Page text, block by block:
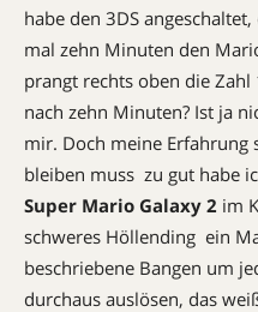
habe den 3DS
mal zehn Minuten den
prangt rechts oben die Zahl
nach zehn Minuten? Ist ja
mir. Doch meine Erfahrung
bleiben muss  zu gut habe
Super Mario Galaxy 2 im
schweres Höllending  ein
beschriebene Bangen um
durchaus auslösen, das